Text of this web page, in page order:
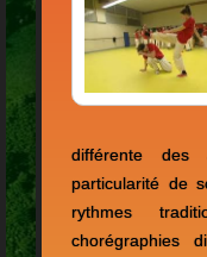
différente
particularité de
rythmes
chorégraphies